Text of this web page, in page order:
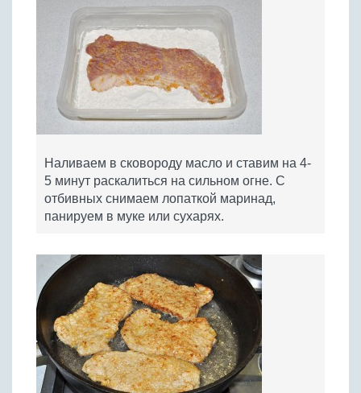
Наливаем в сковороду масло и ставим на 4-
5 минут раскалиться на сильном огне. С
отбивных снимаем лопаткой маринад,
панируем в муке или сухарях.